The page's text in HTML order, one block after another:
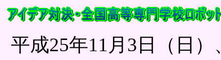
平成25年11 月 3 日
（日